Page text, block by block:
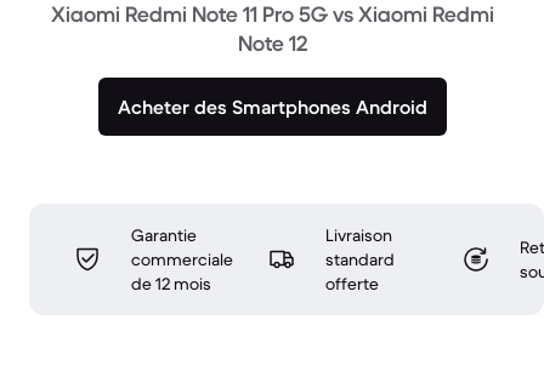
Xiaomi Redmi Note 11 Pro 5G vs Xiaomi Redmi
Note 12
Acheter des Smartphones Android
Garantie
commerciale
de 12 mois
Livraison
standard
offerte